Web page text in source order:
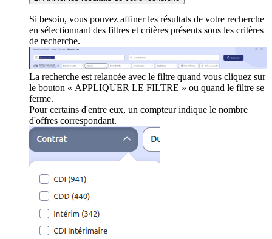
Si besoin, vous pouvez affiner les résultats de votre recherche
en sélectionnant des filtres et critères présents sous les critères
de recherche.
La recherche est relancée avec le filtre quand vous cliquez sur
le bouton « APPLIQUER LE FILTRE » ou quand le filtre se
ferme.
Pour certains d'entre eux, un compteur indique le nombre
d'offres correspondant.